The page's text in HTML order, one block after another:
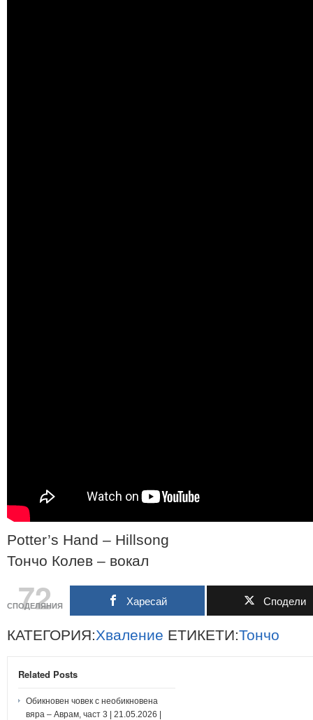
Potter’s Hand – Hillsong
Тончо Колев – вокал
72
СПОДЕЛЯНИЯ Харесай Сподели
КАТЕГОРИЯ:Хваление ЕТИКЕТИ:Тончо
Related Posts
Обикновен човек с необикновена
вяра – Аврам, част 3 | 21.05.2026 |